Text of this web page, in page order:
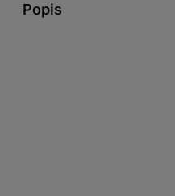
Popis